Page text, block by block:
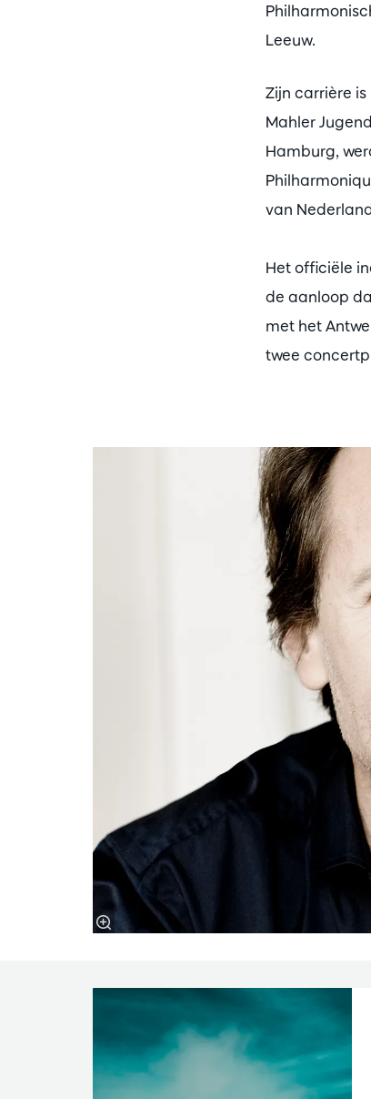
Leeuw.
Zijn carrière
Mahler
Hamburg,
van
Het officiële
de aanloop
met het
twee